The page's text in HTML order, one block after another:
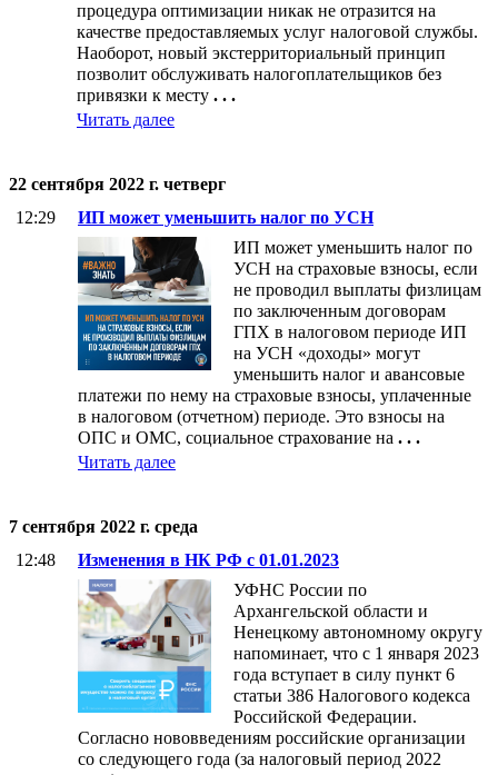
процедура оптимизации никак не отразится на
качестве предоставляемых услуг налоговой службы.
Наоборот, новый экстерриториальный принцип
позволит обслуживать налогоплательщиков без
привязки к месту . . .
Читать далее
22 сентября 2022 г. четверг
12:29
ИП может уменьшить налог по УСН
ИП может уменьшить налог по
УСН на страховые взносы, если
не проводил выплаты физлицам
по заключенным договорам
ГПХ в налоговом периоде ИП
на УСН «доходы» могут
уменьшить налог и авансовые
платежи по нему на страховые взносы, уплаченные
в налоговом (отчетном) периоде. Это взносы на
ОПС и ОМС, социальное страхование на . . .
Читать далее
7 сентября 2022 г. среда
12:48
Изменения в НК РФ с 01.01.2023
УФНС России по
Архангельской области и
Ненецкому автономному округу
напоминает, что с 1 января 2023
года вступает в силу пункт 6
статьи 386 Налогового кодекса
Российской Федерации.
Согласно нововведениям российские организации
со следующего года (за налоговый период 2022